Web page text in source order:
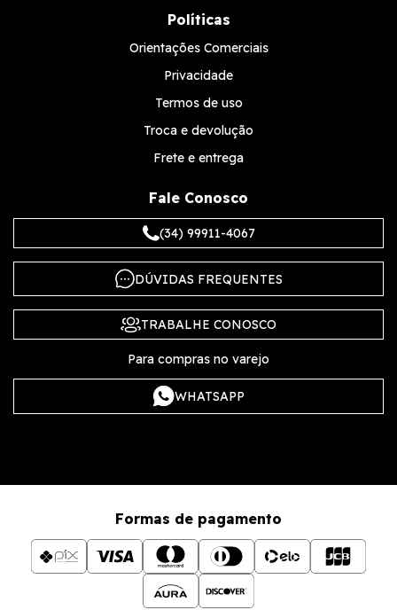
Políticas
Orientações Comerciais
Privacidade
Termos de uso
Troca e devolução
Frete e entrega
Fale Conosco
(34) 99911-4067
DÚVIDAS FREQUENTES
TRABALHE CONOSCO
Para compras no varejo
WHATSAPP
Formas de pagamento